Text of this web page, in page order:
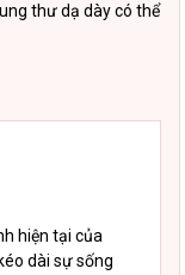
thư dạ dày có thể
hiện tại của
dài sự sống